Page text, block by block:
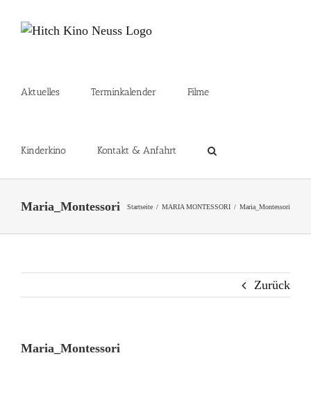
Inhalt
Aktuelles Terminkalender Filme
Kinderkino Kontakt & Anfahrt
Maria_Montessori Startseite MARIA MONTESSORI Maria_Montessori
Zurück
Maria_Montessori